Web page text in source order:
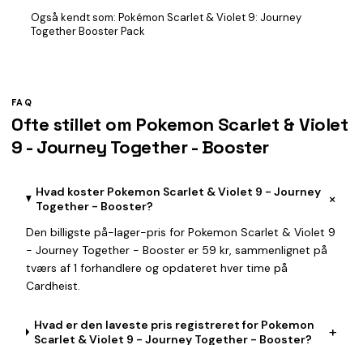
Også kendt som: Pokémon Scarlet & Violet 9: Journey
Together Booster Pack
FAQ
Ofte stillet om Pokemon Scarlet & Violet
9 - Journey Together - Booster
Hvad koster Pokemon Scarlet & Violet 9 - Journey
Together - Booster?
+
Den billigste på-lager-pris for Pokemon Scarlet & Violet 9
- Journey Together - Booster er 59 kr, sammenlignet på
tværs af 1 forhandlere og opdateret hver time på
Cardheist.
Hvad er den laveste pris registreret for Pokemon
Scarlet & Violet 9 - Journey Together - Booster?
+